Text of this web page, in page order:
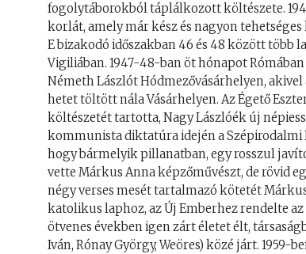
fogolytáborokból táplálkozott költészete.
korlát, amely már kész és nagyon
E bizakodó időszakban 46 és 48 között több
Vigiliában. 1947-48-ban öt hónapot
Németh Lászlót Hódmezővásárhelyen,
hetet töltött nála Vásárhelyen. Az Égető
költészetét tartotta, Nagy Lászlóék új
kommunista diktatúra idején a
hogy bármelyik pillanatban, egy rosszul
vette Márkus Anna képzőművészt, de rövid
négy verses mesét tartalmazó kötetét
katolikus laphoz, az Új Emberhez rendelte
ötvenes években igen zárt életet élt,
Iván, Rónay György, Weöres) közé járt.